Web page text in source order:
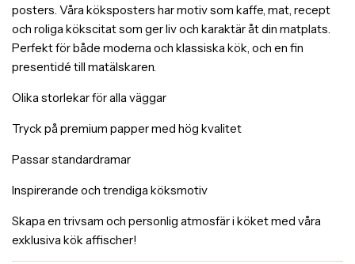
posters. Våra köksposters har motiv som kaffe, mat, recept
och roliga kökscitat som ger liv och karaktär åt din matplats.
Perfekt för både moderna och klassiska kök, och en fin
presentidé till matälskaren.
Olika storlekar för alla väggar
Tryck på premium papper med hög kvalitet
Passar standardramar
Inspirerande och trendiga köksmotiv
Skapa en trivsam och personlig atmosfär i köket med våra
exklusiva kök affischer!